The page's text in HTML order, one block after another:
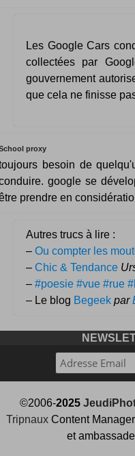
Les Google Cars
collectées par
gouvernement
que cela ne finisse
proxy
besoin de
google se
prendre en
Autres trucs à lire :
– Ou compter les
– Chic & Tendance
– #poesie #vue #rue
– Le blog Begeek par
©2006-2025
TripnauxContent
et